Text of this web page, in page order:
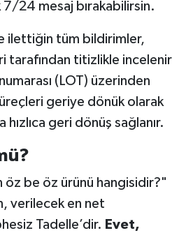
7/24 mesaj bırakabilirsin.
ilettiğin tüm bildirimler,
tarafından titizlikle incelenir
(LOT) üzerinden
geriye dönük olarak
geri dönüş sağlanır.
öz be öz ürünü hangisidir?"
verilecek en net
Tadelle’dir. Evet,